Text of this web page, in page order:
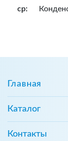
cp:
Главная
Каталог
Контакты